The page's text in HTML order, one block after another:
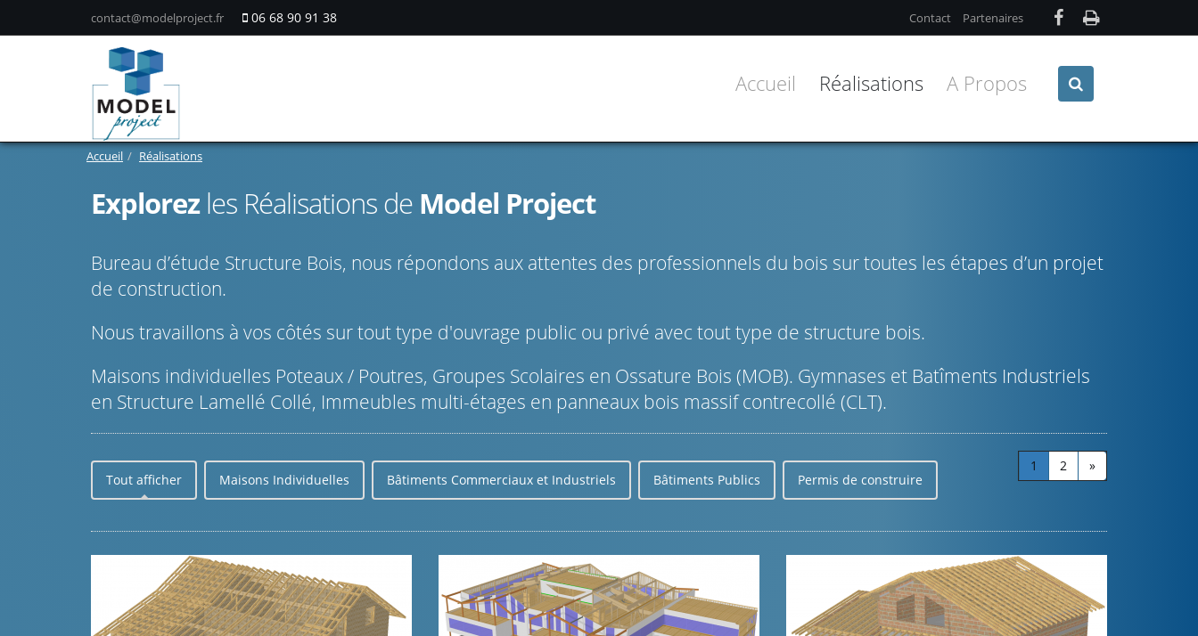
contact@modelproject.fr 06 68 90 91 38 Contact Partenaires
Accueil Réalisations A Propos
Réalisations
Accueil Réalisations
Explorezles Réalisations de Model Project
Bureau d’étude Structure Bois, nous répondons aux attentes des professionnels du bois sur toutes les étapes d’un projet
de construction.
Nous travaillons à vos côtés sur tout type d'ouvrage public ou privé avec tout type de structure bois.
Maisons individuelles Poteaux / Poutres, Groupes Scolaires en Ossature Bois (MOB). Gymnases et Batîments Industriels
en Structure Lamellé Collé, Immeubles multi-étages en panneaux bois massif contrecollé (CLT).
1 2
»
Tout afficher
Maisons Individuelles Bâtiments Commerciaux et Industriels Bâtiments Publics Permis de construire